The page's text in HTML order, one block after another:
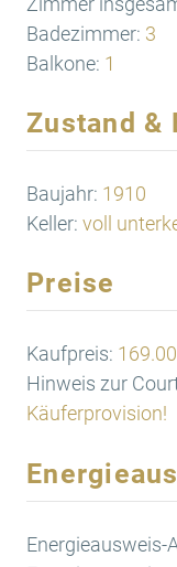
Badezimmer: 3
Balkone: 1
Zustand &
Baujahr: 1910
Keller: voll
Preise
Kaufpreis:
Hinweis zur
Käuferprovision!
Energieausweis-